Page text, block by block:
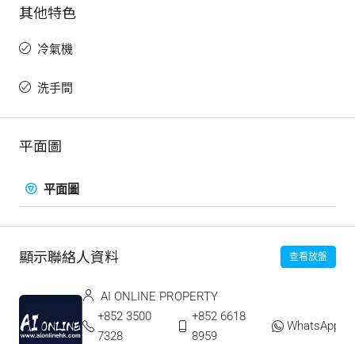
其他特色
冷氣機
洗手間
平面圖
平面圖
顯示聯絡人資料 查看放盤
AI ONLINE PROPERTY
+852 3500
7328
+852 6618
8959
WhatsApp